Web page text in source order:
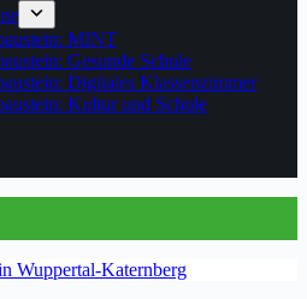
MINT
Gesunde Schule
Digitales Klassenzimmer
Kultur und Schule